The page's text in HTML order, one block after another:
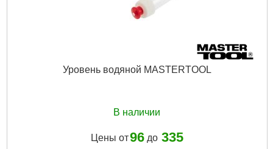
Уровень водяной MASTERTOOL
В наличии
Цены от96до 335